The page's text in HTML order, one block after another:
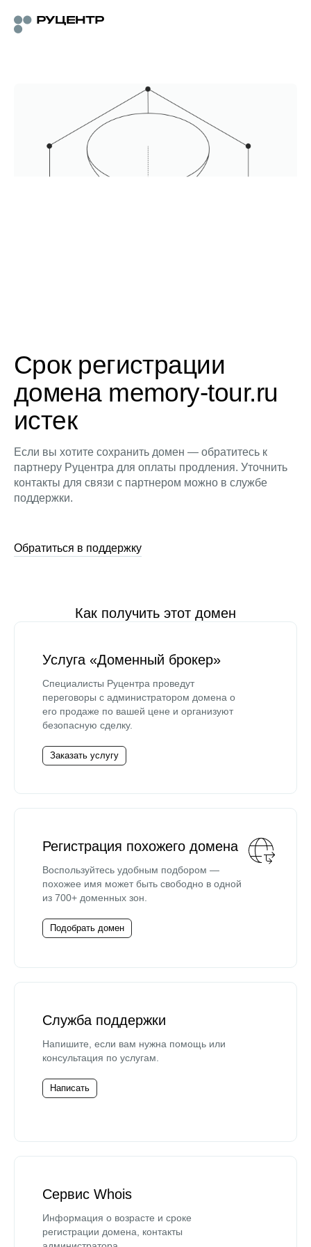
Срок регистрации
домена memory-tour.ru
истек
Если вы хотите сохранить домен — обратитесь к
партнеру Руцентра для оплаты продления. Уточнить
контакты для связи с партнером можно в службе
поддержки.
Обратиться в поддержку
Как получить этот домен
Услуга «Доменный брокер»
Специалисты Руцентра проведут
переговоры с администратором домена о
его продаже по вашей цене и организуют
безопасную сделку.
Заказать услугу
Регистрация похожего домена
Воспользуйтесь удобным подбором —
похожее имя может быть свободно в одной
из 700+ доменных зон.
Подобрать домен
Служба поддержки
Напишите, если вам нужна помощь или
консультация по услугам.
Написать
Сервис Whois
Информация о возрасте и сроке
регистрации домена, контакты